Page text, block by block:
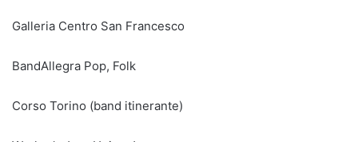
Galleria Centro San Francesco
BandAllegra Pop, Folk
Corso Torino (band itinerante)